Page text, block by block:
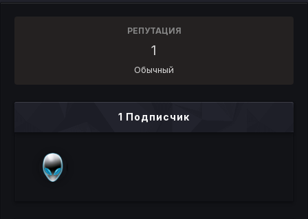
РЕПУТАЦИЯ
1
Обычный
1 Подписчик